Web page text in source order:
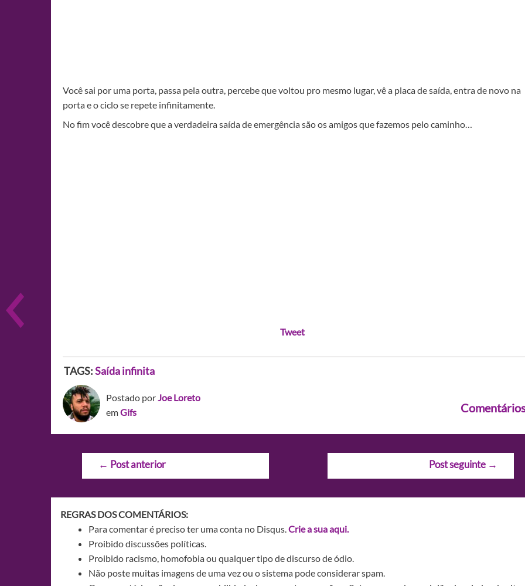
Você sai por uma porta, passa pela outra, percebe que voltou pro mesmo lugar, vê a placa de saída, entra de novo na
porta e o ciclo se repete infinitamente.
No fim você descobre que a verdadeira saída de emergência são os amigos que fazemos pelo caminho…
Tweet
TAGS:Saída infinita
Postado porJoe Loreto
emGifs
Navegação
← Post anterior Post seguinte →
REGRAS DOS COMENTÁRIOS:
Para comentar é preciso ter uma conta no Disqus.Crie a sua aqui.
Proibido discussões políticas.
Proibido racismo, homofobia ou qualquer tipo de discurso de ódio.
Não poste muitas imagens de uma vez ou o sistema pode considerar spam.